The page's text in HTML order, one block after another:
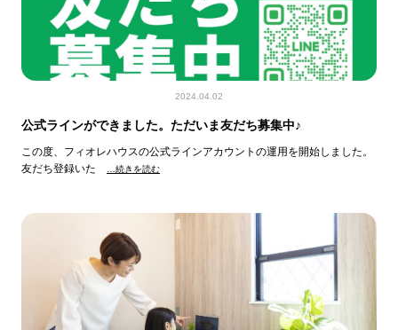
2024.04.02
公式ラインができました。ただいま友だち募集中♪
この度、フィオレハウスの公式ラインアカウントの運用を開始しました。
友だち登録いた
…続きを読む